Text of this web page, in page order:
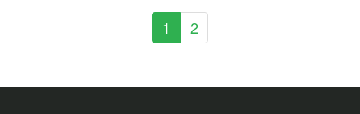
1 2